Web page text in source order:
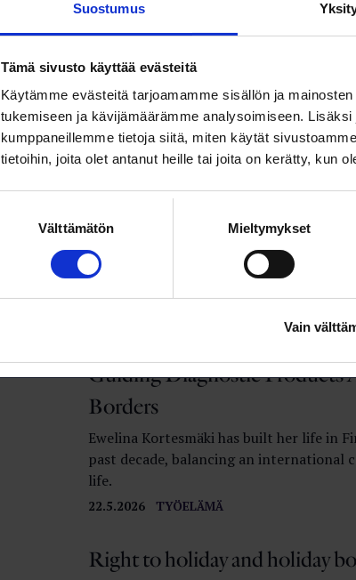
Suostumus
Tämä sivusto käyttää evästeitä
Käytämme evästeitä tarjoamamme sisällön ja
tukemiseen ja kävijämäärämme analysoimiseen.
kumppaneillemme tietoja siitä, miten käytät
tietoihin, joita olet antanut heille tai joita on kerätty, kun
Välttämätön Mieltymykset
Vain
22.5.2026 LOIMUA
Tunnetko työntekijäin
ryhmähenkivakuutuksen?
Työntekijäin ryhmähenkivakuutus
puoliso tai lasten huoltaja kuolee.
Ledipäivässä puhuttiin
edunvalvonnastasi
Loimu järjesti työpaikkojen
valtuutetuille ja -edustajille yhteisen ledi-
Helsingissä.
22.5.2026 TYÖELÄMÄ
Guiding Diagnostic Products
Borders
Ewelina Kortesmäki has built her life in
past decade, balancing an international
life.
Right to holiday and holiday